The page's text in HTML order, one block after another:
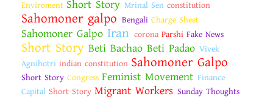
Enviroment Short Story Mrinal Sen constitution
Sahomoner galpo Bengali Charge Sheet
Sahomoner Galpo Iran corona Parshi Fake News
Short Story Beti Bachao Beti Padao Vivek
Agnihotri indian constitution Sahomoner Galpo
Short Story Congress Feminist Movement Finance
Capital Short Story Migrant Workers Sunday Thoughts